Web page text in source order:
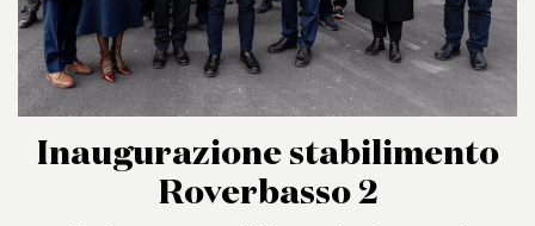
Inaugurazione stabilimento
Roverbasso 2